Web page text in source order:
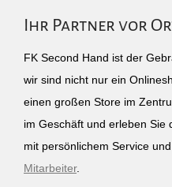
Ihr Partner vor
FK Second Hand ist der
wir sind nicht nur ein
einen großen Store im
im Geschäft und erleben Sie
mit persönlichem Service
Mitarbeiter.